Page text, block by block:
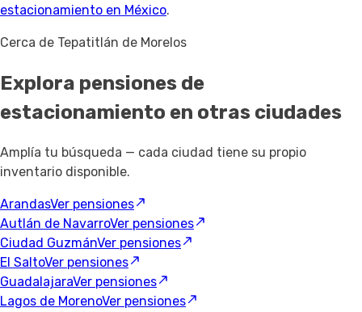
estacionamiento en México.
Cerca de Tepatitlán de Morelos
Explora pensiones de
estacionamiento en otras ciudades
Amplía tu búsqueda — cada ciudad tiene su propio
inventario disponible.
ArandasVer pensiones
Autlán de NavarroVer pensiones
Ciudad GuzmánVer pensiones
El SaltoVer pensiones
GuadalajaraVer pensiones
Lagos de MorenoVer pensiones